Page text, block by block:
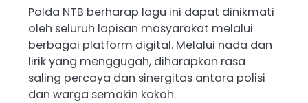
Polda NTB berharap lagu ini dapat dinikmati
oleh seluruh lapisan masyarakat melalui
berbagai platform digital. Melalui nada dan
lirik yang menggugah, diharapkan rasa
saling percaya dan sinergitas antara polisi
dan warga semakin kokoh.